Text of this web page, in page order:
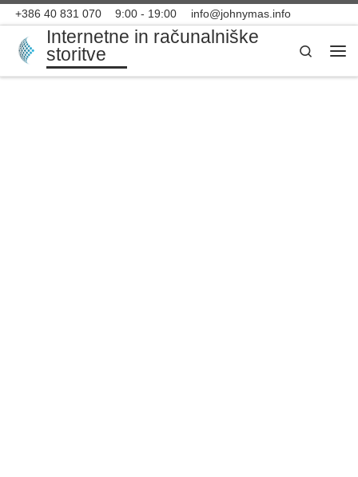
Skip to content
+386 40 831 070 9:00 - 19:00 info@johnymas.info
Internetne in računalniške
storitve
Search